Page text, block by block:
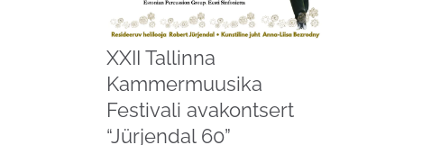
XXII Tallinna
Kammermuusika
Festivali avakontsert
“Jürjendal 60”